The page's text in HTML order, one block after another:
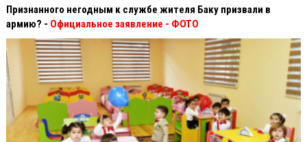
Признанного негодным к службе жителя Баку призвали в
армию? - Официальное заявление - ФОТО